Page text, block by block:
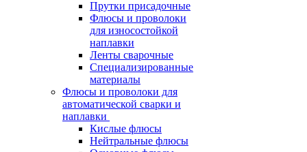
Прутки присадочные
Флюсы и проволоки
для износостойкой
наплавки
Ленты сварочные
Специализированные
материалы
Флюсы и проволоки для
автоматической сварки и
наплавки
Кислые флюсы
Нейтральные флюсы